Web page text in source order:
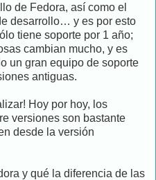
de Fedora, así como el
desarrollo… y es por esto
tiene soporte por 1 año;
cambian mucho, y es
un gran equipo de soporte
antiguas.
Hoy por hoy, los
versiones son bastante
desde la versión
y qué la diferencia de las